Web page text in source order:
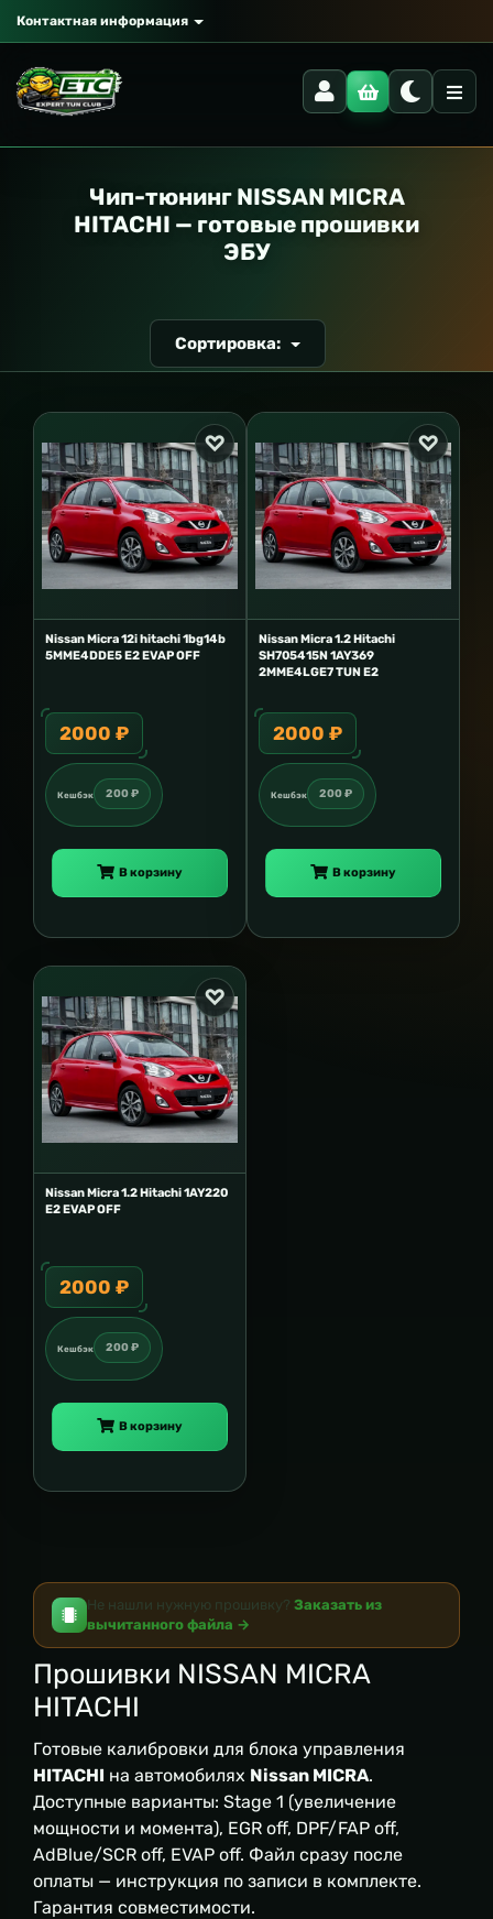
Контактная информация
Чип-тюнинг NISSAN MICRA
HITACHI — готовые прошивки
ЭБУ
Сортировка:
Nissan Micra 12i hitachi 1bg14b
5MME4DDE5 E2 EVAP OFF
2000 ₽
Кешбэк 200 ₽
В корзину
Nissan Micra 1.2 Hitachi
SH705415N 1AY369
2MME4LGE7 TUN E2
2000 ₽
Кешбэк 200 ₽
В корзину
Nissan Micra 1.2 Hitachi 1AY220
E2 EVAP OFF
2000 ₽
Кешбэк 200 ₽
В корзину
Не нашли нужную прошивку? Заказать из
вычитанного файла →
Прошивки NISSAN MICRA
HITACHI
Готовые калибровки для блока управления
HITACHI на автомобилях Nissan MICRA.
Доступные варианты: Stage 1 (увеличение
мощности и момента), EGR off, DPF/FAP off,
AdBlue/SCR off, EVAP off. Файл сразу после
оплаты — инструкция по записи в комплекте.
Гарантия совместимости.